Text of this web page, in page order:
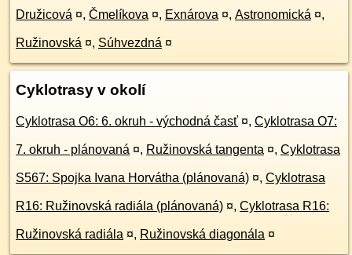
Družicová ¤, Čmelíkova ¤, Exnárova ¤, Astronomická ¤,
Ružinovská ¤, Súhvezdná ¤
Cyklotrasy v okolí
Cyklotrasa O6: 6. okruh - východná časť ¤, Cyklotrasa O7:
7. okruh - plánovaná ¤, Ružinovská tangenta ¤, Cyklotrasa
S567: Spojka Ivana Horvátha (plánovaná) ¤, Cyklotrasa
R16: Ružinovská radiála (plánovaná) ¤, Cyklotrasa R16:
Ružinovská radiála ¤, Ružinovská diagonála ¤